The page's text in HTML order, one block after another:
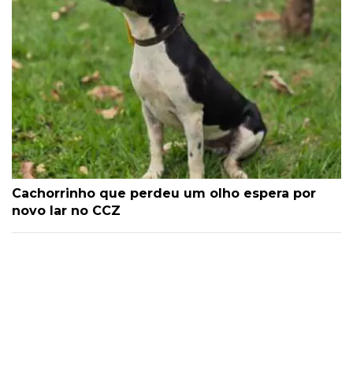
Cachorrinho que perdeu um olho espera por
novo lar no CCZ